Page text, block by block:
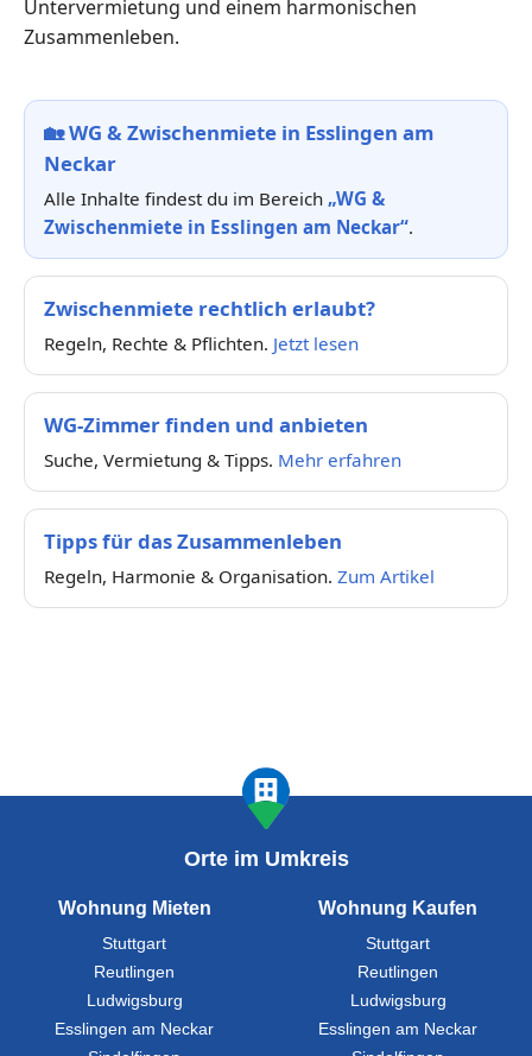
Untervermietung und einem harmonischen
Zusammenleben.
🏡WG & Zwischenmiete in Esslingen am
Neckar
Alle Inhalte findest du im Bereich „WG &
Zwischenmiete in Esslingen am Neckar“.
Zwischenmiete rechtlich erlaubt?
Regeln, Rechte & Pflichten. Jetzt lesen
WG-Zimmer finden und anbieten
Suche, Vermietung & Tipps. Mehr erfahren
Tipps für das Zusammenleben
Regeln, Harmonie & Organisation. Zum Artikel
Orte im Umkreis
Wohnung Mieten
Stuttgart
Reutlingen
Ludwigsburg
Esslingen am Neckar
Wohnung Kaufen
Stuttgart
Reutlingen
Ludwigsburg
Esslingen am Neckar